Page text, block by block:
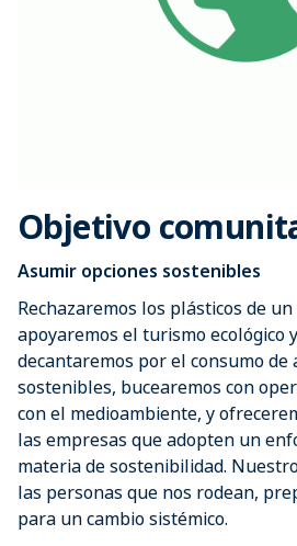
Objetivo
Asumir opciones sostenibles
Rechazaremos los plásticos de
apoyaremos el turismo ecológico
decantaremos por el consumo de
sostenibles, bucearemos con
con el medioambiente, y
las empresas que adopten un
materia de sostenibilidad.
las personas que nos rodean,
para un cambio sistémico.